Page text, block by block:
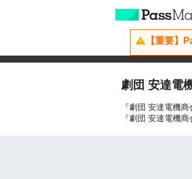
【重要】
劇団 安達電
『劇団 安達電機
『劇団 安達電機